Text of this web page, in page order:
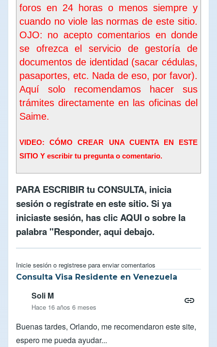
foros en 24 horas o menos siempre y
cuando no viole las normas de este sitio.
OJO: no acepto comentarios en donde
se ofrezca el servicio de gestoría de
documentos de identidad (sacar cédulas,
pasaportes, etc. Nada de eso, por favor).
Aquí solo recomendamos hacer sus
trámites directamente en las oficinas del
Saime.
VIDEO: CÓMO CREAR UNA CUENTA EN ESTE
SITIO Y escribir tu pregunta o comentario.
PARA ESCRIBIR tu CONSULTA, inicia
sesióno regístrate en este sitio. Si ya
iniciaste sesión, has clicAQUI o sobre la
palabra "Responder, aqui debajo.
Inicie sesión o registrese para enviar comentarios
Consulta Visa Residente en Venezuela
Soli M
Hace 16 años 6 meses
Buenas tardes, Orlando, me recomendaron este site,
espero me pueda ayudar...